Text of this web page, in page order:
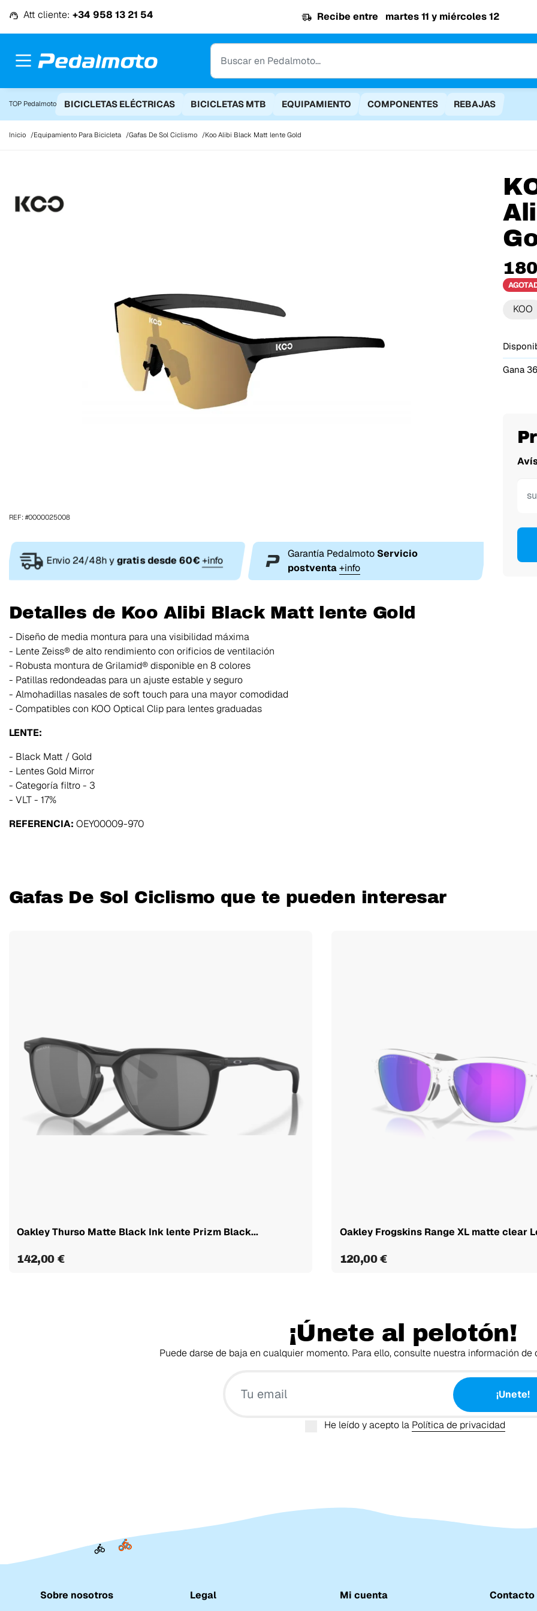
Att cliente: +34 958 13 21 54 Recibe entre martes 11 y miércoles 12
TOP Pedalmoto BICICLETAS ELÉCTRICAS BICICLETAS MTB EQUIPAMIENTO COMPONENTES REBAJAS
Inicio Equipamiento Para Bicicleta Gafas De Sol Ciclismo Koo Alibi Black Matt lente Gold
KOO
Gana
REF: #0000025008
Envio 24/48h ygratis desde 60€ +info
Garantía Pedalmoto Servicio
postventa +info
Detalles de Koo Alibi Black Matt lente Gold
- Diseño de media montura para una visibilidad máxima
- Lente Zeiss® de alto rendimiento con orificios de ventilación
- Robusta montura de Grilamid® disponible en 8 colores
- Patillas redondeadas para un ajuste estable y seguro
- Almohadillas nasales de soft touch para una mayor comodidad
- Compatibles con KOO Optical Clip para lentes graduadas
LENTE:
- Black Matt / Gold
- Lentes Gold Mirror
- Categoría filtro - 3
- VLT - 17%
REFERENCIA: OEY00009-970
Gafas De Sol Ciclismo que te pueden interesar
Oakley Thurso Matte Black Ink lente Prizm Black...
142,00 €
Oakley Frogskins Range XL matte clear
120,00 €
¡Únete al pelotón!
Puede darse de baja en cualquier momento. Para ello, consulte nuestra información
¡Unete!
He leído y acepto la Política de privacidad
Sobre nosotros
Legal
Mi cuenta
Contacto